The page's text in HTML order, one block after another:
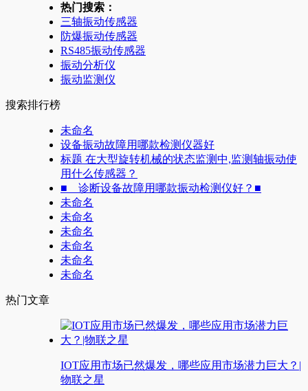
热门搜索：
三轴振动传感器
防爆振动传感器
RS485振动传感器
振动分析仪
振动监测仪
搜索排行榜
未命名
设备振动故障用哪款检测仪器好
标题 在大型旋转机械的状态监测中,监测轴振动使
用什么传感器？
■ 诊断设备故障用哪款振动检测仪好？■
未命名
未命名
未命名
未命名
未命名
未命名
热门文章
IOT应用市场已然爆发，哪些应用市场潜力巨大？|
物联之星